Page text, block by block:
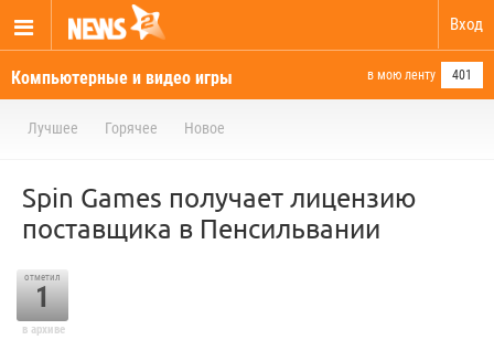
Вход
Компьютерные и видео игры в мою ленту 401
Лучшее Горячее Новое
Spin Games получает лицензию
поставщика в Пенсильвании
отметил
1
в архиве